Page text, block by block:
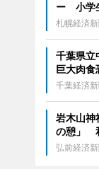
ー 小学
札幌経済
千葉県
巨大肉食
千葉経済
岩木山神
の憩」
弘前経済